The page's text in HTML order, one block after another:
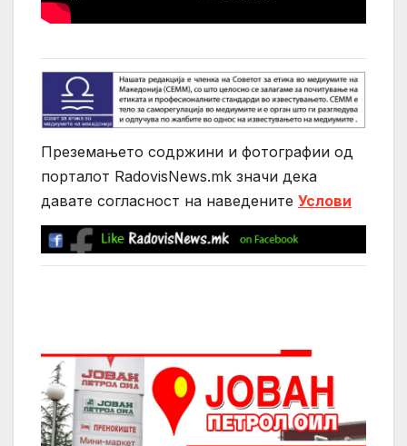
Преземањето содржини и фотографии од
порталот RadovisNews.mk значи дека
давате согласност на нaведените Услови